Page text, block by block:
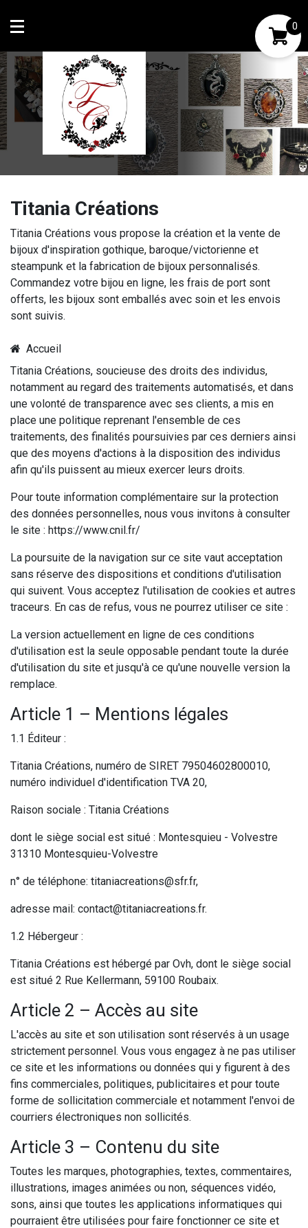
Mon compte
Mes favoris
0
Titania Créations
Titania Créations vous propose la création et la vente de
bijoux d'inspiration gothique, baroque/victorienne et
steampunk et la fabrication de bijoux personnalisés.
Commandez votre bijou en ligne, les frais de port sont
offerts, les bijoux sont emballés avec soin et les envois
sont suivis.
Accueil
Titania Créations, soucieuse des droits des individus,
notamment au regard des traitements automatisés, et dans
une volonté de transparence avec ses clients, a mis en
place une politique reprenant l'ensemble de ces
traitements, des finalités poursuivies par ces derniers ainsi
que des moyens d'actions à la disposition des individus
afin qu'ils puissent au mieux exercer leurs droits.
Pour toute information complémentaire sur la protection
des données personnelles, nous vous invitons à consulter
le site : https://www.cnil.fr/
La poursuite de la navigation sur ce site vaut acceptation
sans réserve des dispositions et conditions d'utilisation
qui suivent. Vous acceptez l'utilisation de cookies et autres
traceurs. En cas de refus, vous ne pourrez utiliser ce site :
La version actuellement en ligne de ces conditions
d'utilisation est la seule opposable pendant toute la durée
d'utilisation du site et jusqu'à ce qu'une nouvelle version la
remplace.
Article 1 – Mentions légales
1.1 Éditeur :
Titania Créations, numéro de SIRET 79504602800010,
numéro individuel d'identification TVA 20,
Raison sociale : Titania Créations
dont le siège social est situé : Montesquieu - Volvestre
31310 Montesquieu-Volvestre
n° de téléphone: titaniacreations@sfr.fr,
adresse mail: contact@titaniacreations.fr.
1.2 Hébergeur :
Titania Créations est hébergé par Ovh, dont le siège social
est situé 2 Rue Kellermann, 59100 Roubaix.
Article 2 – Accès au site
L'accès au site et son utilisation sont réservés à un usage
strictement personnel. Vous vous engagez à ne pas utiliser
ce site et les informations ou données qui y figurent à des
fins commerciales, politiques, publicitaires et pour toute
forme de sollicitation commerciale et notamment l'envoi de
courriers électroniques non sollicités.
Article 3 – Contenu du site
Toutes les marques, photographies, textes, commentaires,
illustrations, images animées ou non, séquences vidéo,
sons, ainsi que toutes les applications informatiques qui
pourraient être utilisées pour faire fonctionner ce site et